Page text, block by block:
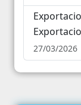
27/03/2026